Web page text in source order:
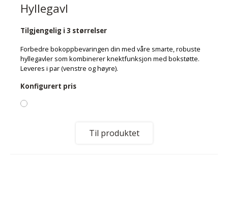
Hyllegavl
Tilgjengelig i 3 størrelser
Forbedre bokoppbevaringen din med våre smarte, robuste
hyllegavler som kombinerer knektfunksjon med bokstøtte.
Leveres i par (venstre og høyre).
Konfigurert pris
Til produktet